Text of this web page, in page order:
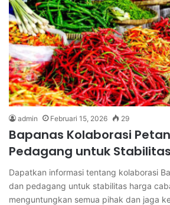
admin Februari 15, 2026 29
Bapanas Kolaborasi
Pedagang untuk
Dapatkan informasi tentang kolaborasi
dan pedagang untuk stabilitas harga
menguntungkan semua pihak dan jaga